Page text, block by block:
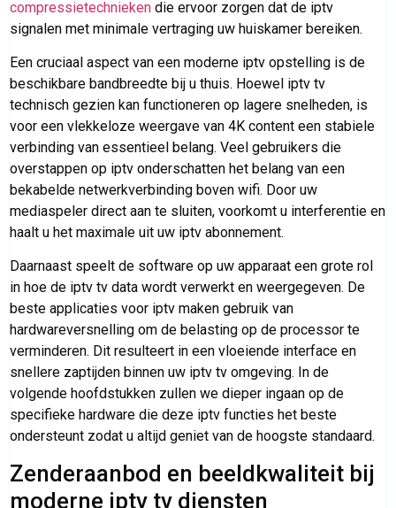
compressietechnieken die ervoor zorgen dat de iptv
signalen met minimale vertraging uw huiskamer bereiken.
Een cruciaal aspect van een moderne iptv opstelling is de
beschikbare bandbreedte bij u thuis. Hoewel iptv tv
technisch gezien kan functioneren op lagere snelheden, is
voor een vlekkeloze weergave van 4K content een stabiele
verbinding van essentieel belang. Veel gebruikers die
overstappen op iptv onderschatten het belang van een
bekabelde netwerkverbinding boven wifi. Door uw
mediaspeler direct aan te sluiten, voorkomt u interferentie en
haalt u het maximale uit uw iptv abonnement.
Daarnaast speelt de software op uw apparaat een grote rol
in hoe de iptv tv data wordt verwerkt en weergegeven. De
beste applicaties voor iptv maken gebruik van
hardwareversnelling om de belasting op de processor te
verminderen. Dit resulteert in een vloeiende interface en
snellere zaptijden binnen uw iptv tv omgeving. In de
volgende hoofdstukken zullen we dieper ingaan op de
specifieke hardware die deze iptv functies het beste
ondersteunt zodat u altijd geniet van de hoogste standaard.
Zenderaanbod en beeldkwaliteit bij
moderne iptv tv diensten